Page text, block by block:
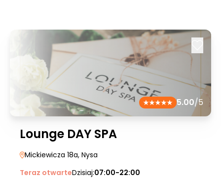
5.00/5
Lounge DAY SPA
Mickiewicza 18a, Nysa
Teraz otwarteDzisiaj:07:00-22:00